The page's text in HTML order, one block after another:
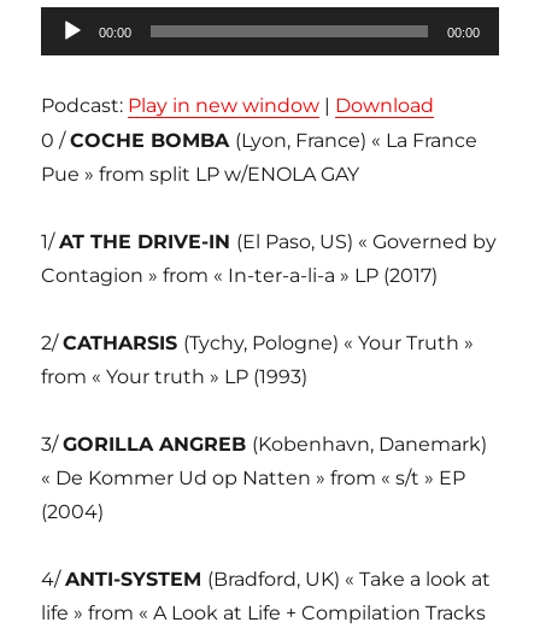
Lecteur
audio
00:00 00:00
Podcast: Play in new window | Download
0 /COCHE BOMBA (Lyon, France) « La France
Pue » from split LP w/ENOLA GAY
1/AT THE DRIVE-IN (El Paso, US) « Governed by
Contagion » from « In-ter-a-li-a » LP (2017)
2/CATHARSIS (Tychy, Pologne) « Your Truth »
from « Your truth » LP (1993)
3/GORILLA ANGREB (Kobenhavn, Danemark)
« De Kommer Ud op Natten » from « s/t » EP
(2004)
4/ANTI-SYSTEM (Bradford, UK) « Take a look at
life » from « A Look at Life + Compilation Tracks